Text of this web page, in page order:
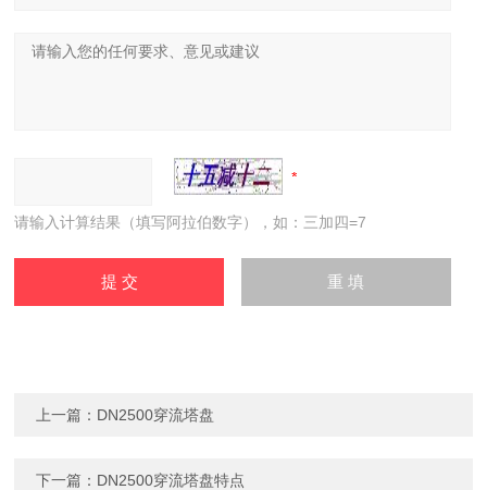
请输入计算结果（填写阿拉伯数字），如：三加四=7
上一篇： DN2500穿流塔盘
下一篇： DN2500穿流塔盘特点